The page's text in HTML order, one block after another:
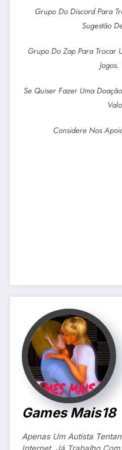
Grupo Do Discord Para
Sugestão
Grupo Do Zap Para Trocar
Jogos.
Se Quiser Fazer Uma
Considere Nos
Games Mais18
Apenas Um Autista
Internet, Já Trabalho